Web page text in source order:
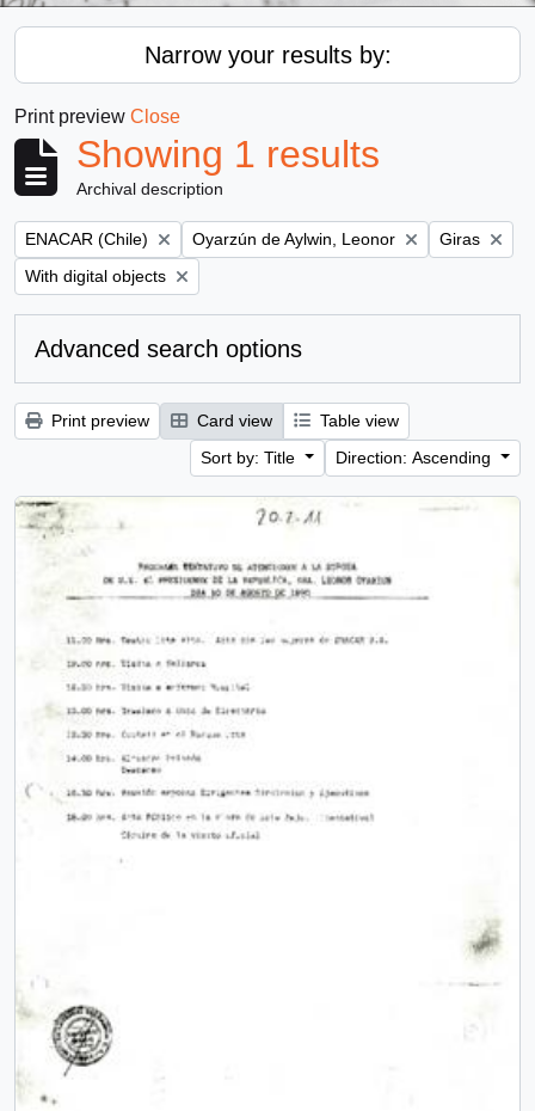
Narrow your results by:
Print preview Close
Showing 1 results
Archival description
Remove filter:
ENACAR (Chile) Remove filter:
Oyarzún de Aylwin, Leonor Remove
Giras
Remove filter:
With digital objects
Advanced search options
Print preview Card view
Table view
Sort by: Title
Direction: Ascending